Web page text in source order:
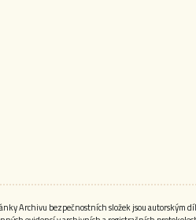
Archivu bezpečnostních složek jsou autorským